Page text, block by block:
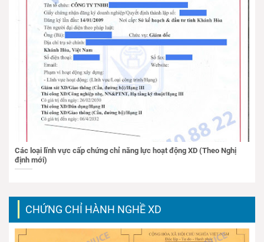
Các loại lĩnh vực cấp chứng chỉ năng lực hoạt động XD (Theo Nghị
định mới)
CHỨNG CHỈ HÀNH NGHỀ XD